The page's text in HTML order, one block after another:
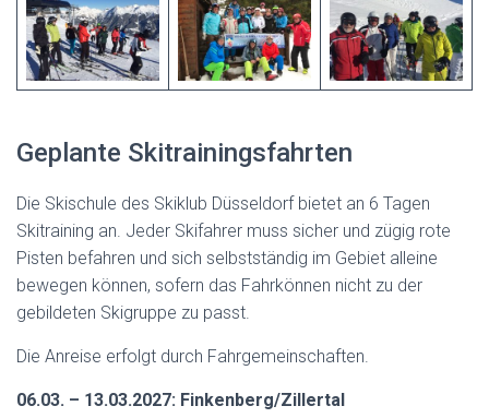
Geplante Skitrainingsfahrten
Die Skischule des Skiklub Düsseldorf bietet an 6 Tagen
Skitraining an. Jeder Skifahrer muss sicher und zügig rote
Pisten befahren und sich selbstständig im Gebiet alleine
bewegen können, sofern das Fahrkönnen nicht zu der
gebildeten Skigruppe zu passt.
Die Anreise erfolgt durch Fahrgemeinschaften.
06.03. – 13.03.2027: Finkenberg/Zillertal